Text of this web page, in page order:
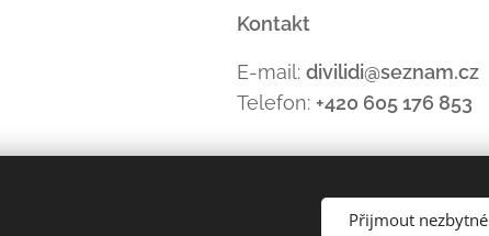
Kontakt
E-mail:divilidi@seznam.cz
Telefon: +420 605 176 853
Přijmout nezbytné